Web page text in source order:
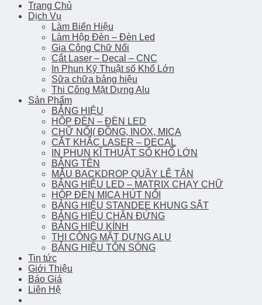
Trang Chủ
Dịch Vụ
Làm Biển Hiệu
Làm Hộp Đèn – Đèn Led
Gia Công Chữ Nổi
Cắt Laser – Decal – CNC
In Phun Kỹ Thuật số Khổ Lớn
Sữa chữa bảng hiệu
Thi Công Mặt Dựng Alu
Sản Phẩm
BẢNG HIỆU
HỘP ĐÈN – ĐÈN LED
CHỮ NỔI( ĐỒNG, INOX, MICA
CẮT KHẮC LASER – DECAL
IN PHUN KĨ THUẬT SỐ KHỔ LỚN
BẢNG TÊN
MẪU BACKDROP QUẦY LỄ TÂN
BẢNG HIỆU LED – MATRIX CHẠY CHỮ
HỘP ĐÈN MICA HÚT NỔI
BẢNG HIỆU STANDEE KHUNG SẮT
BẢNG HIỆU CHÂN ĐỨNG
BẢNG HIỆU KÍNH
THI CÔNG MẶT DỰNG ALU
BẢNG HIỆU TÔN SÓNG
Tin tức
Giới Thiệu
Báo Giá
Liên Hệ